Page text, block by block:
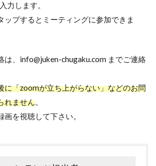
力します。
ップするとミーティングに参加できま
は、info@juken-chugaku.com までご連絡
に「zoomが立ち上がらない」などのお問
れません。
を視聴して下さい。